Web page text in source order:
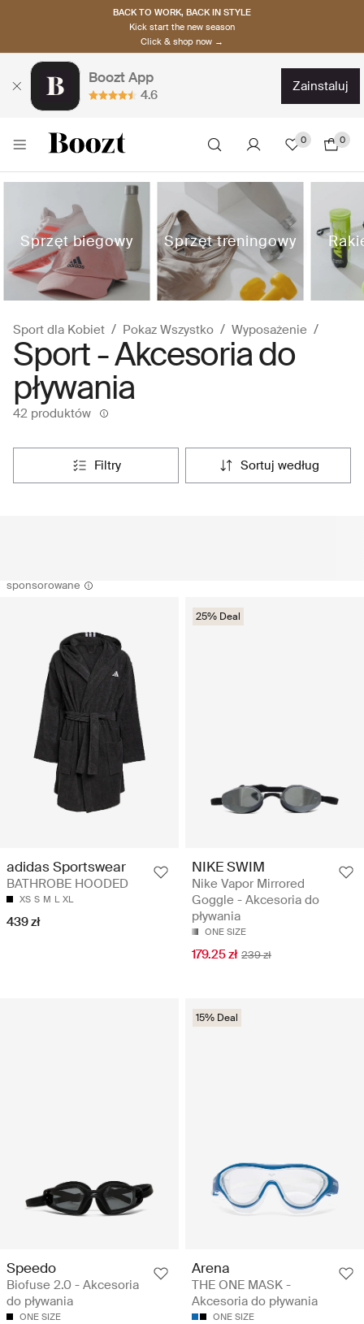
BACK TO WORK, BACK IN STYLE
Kick start the new season
Click & shop now →
Boozt App
4.6
zainstaluj
0 0
Sprzęt biegowy Sprzęt treningowy
Sport dla Kobiet Pokaz Wszystko Wyposażenie
Sport - Akcesoria do
pływania
42 produktów
filtry sortuj według
sponsorowane
adidas Sportswear
BATHROBE HOODED
XS S M L XL
439 zł
25% Deal
NIKE SWIM
Nike Vapor Mirrored
Goggle - Akcesoria do
pływania
ONE SIZE
179.25 zł 239 zł
Speedo
Biofuse 2.0 - Akcesoria
do pływania
ONE SIZE
15% Deal
Arena
THE ONE MASK -
Akcesoria do pływania
ONE SIZE